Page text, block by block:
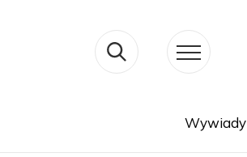
Wywiady